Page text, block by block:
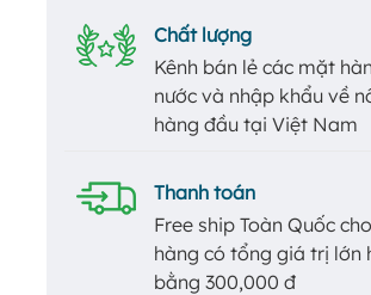
Chất lượng
Kênh bán lẻ các mặt
nước và nhập khẩu về
hàng đầu tại Việt Nam
Thanh toán
Free ship Toàn Quốc
hàng có tổng giá trị lớn
bằng 300,000 đ